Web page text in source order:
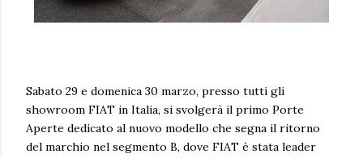
Sabato 29 e domenica 30 marzo, presso tutti gli
showroom FIAT in Italia, si svolgerà il primo Porte
Aperte dedicato al nuovo modello che segna il ritorno
del marchio nel segmento B, dove FIAT è stata leader